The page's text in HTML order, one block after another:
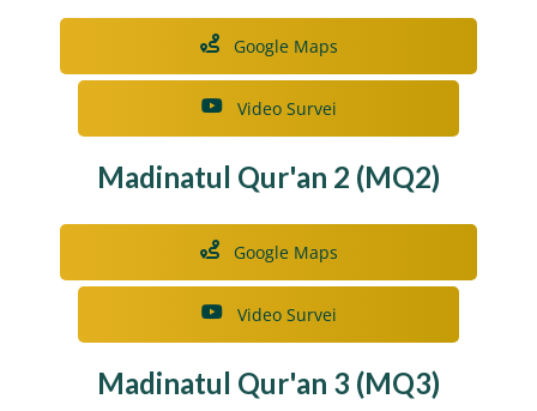
Google Maps
Video Survei
Madinatul Qur'an 2 (MQ2)
Google Maps
Video Survei
Madinatul Qur'an 3 (MQ3)